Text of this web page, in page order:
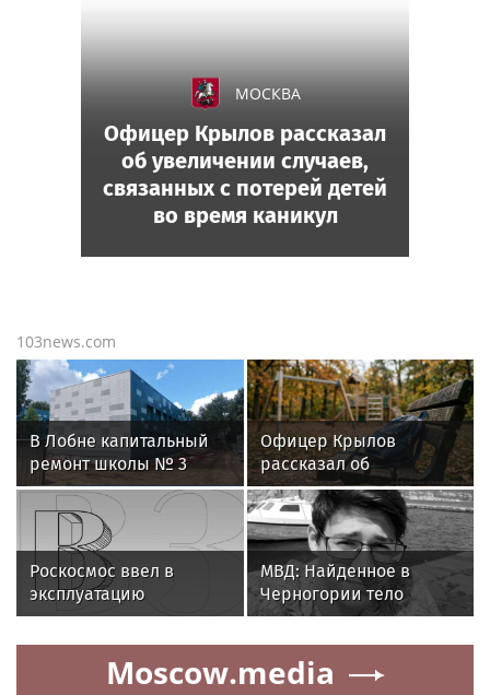
103news.com
В Лобне капитальный
ремонт школы № 3
завершат к 1 сентября
2026 года
Офицер Крылов
рассказал об
увеличении случаев,
связанных с потерей
детей во время каникул
Роскосмос ввел в
эксплуатацию
новейший
метеорологический
МВД: Найденное в
Черногории тело
принадлежит
российскому музыканту
Соломатину
Moscow.media
МОСКВА
Офицер Крылов рассказал
об увеличении случаев,
связанных с потерей детей
во время каникул